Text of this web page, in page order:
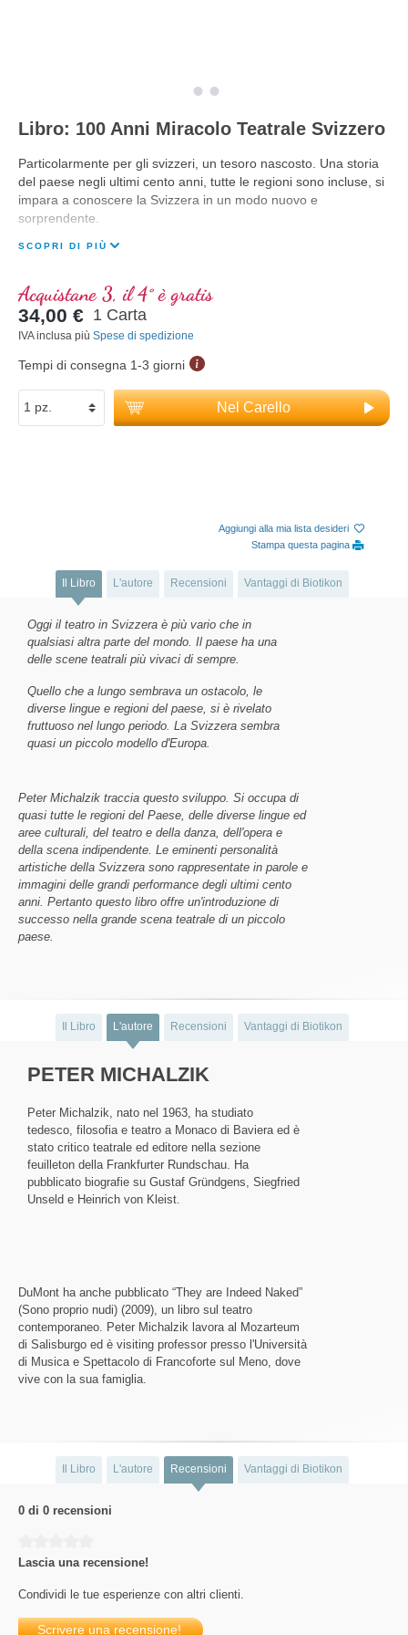
Libro: 100 Anni Miracolo Teatrale Svizzero
Particolarmente per gli svizzeri, un tesoro nascosto. Una storia
del paese negli ultimi cento anni, tutte le regioni sono incluse, si
impara a conoscere la Svizzera in un modo nuovo e
sorprendente.
SCOPRI DI PIÙ
Acquistane 3, il 4° è gratis
34,00 € 1 Carta
IVA inclusa più Spese di spedizione
Tempi di consegna 1-3 giorni
Nel Carello
Aggiungi alla mia lista desideri
Stampa questa pagina
Il Libro L'autore Recensioni Vantaggi di Biotikon
Oggi il teatro in Svizzera è più vario che in
qualsiasi altra parte del mondo. Il paese ha una
delle scene teatrali più vivaci di sempre.
Quello che a lungo sembrava un ostacolo, le
diverse lingue e regioni del paese, si è rivelato
fruttuoso nel lungo periodo. La Svizzera sembra
quasi un piccolo modello d'Europa.
Peter Michalzik traccia questo sviluppo. Si occupa di
quasi tutte le regioni del Paese, delle diverse lingue ed
aree culturali, del teatro e della danza, dell'opera e
della scena indipendente. Le eminenti personalità
artistiche della Svizzera sono rappresentate in parole e
immagini delle grandi performance degli ultimi cento
anni. Pertanto questo libro offre un'introduzione di
successo nella grande scena teatrale di un piccolo
paese.
Il Libro L'autore Recensioni Vantaggi di Biotikon
PETER MICHALZIK
Peter Michalzik, nato nel 1963, ha studiato
tedesco, filosofia e teatro a Monaco di Baviera ed è
stato critico teatrale ed editore nella sezione
feuilleton della Frankfurter Rundschau. Ha
pubblicato biografie su Gustaf Gründgens, Siegfried
Unseld e Heinrich von Kleist.
DuMont ha anche pubblicato “They are Indeed Naked”
(Sono proprio nudi) (2009), un libro sul teatro
contemporaneo. Peter Michalzik lavora al Mozarteum
di Salisburgo ed è visiting professor presso l'Università
di Musica e Spettacolo di Francoforte sul Meno, dove
vive con la sua famiglia.
Il Libro L'autore Recensioni Vantaggi di Biotikon
0 di 0 recensioni
Lascia una recensione!
Condividi le tue esperienze con altri clienti.
Scrivere una recensione!